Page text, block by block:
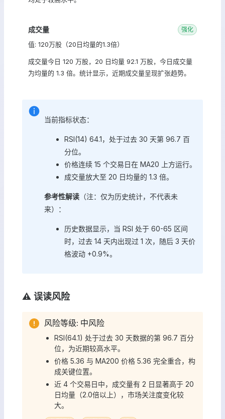
成交量 强化
值: 120万股（20日均量的1.3倍）
成交量今日 120 万股，20 日均量 92.1 万股，今日成交量
为均量的 1.3 倍。统计显示，近期成交量呈现扩张趋势。
当前指标状态：
RSI(14) 64.1，处于过去 30 天第 96.7 百
分位。
价格连续 15 个交易日在 MA20 上方运行。
成交量放大至 20 日均量的 1.3 倍。
参考性解读 （注：仅为历史统计，不代表未
来）：
历史数据显示，当 RSI 处于 60-65 区间
时，过去 14 天内出现过 1 次，随后 3 天价
格波动 +0.9%。
⚠️ 误读风险
风险等级: 中风险
RSI(64.1) 处于过去 30 天数据的第 96.7 百分
位，为近期较高水平。
价格 5.36 与 MA200 价格 5.36 完全重合，构
成关键位置。
近 4 个交易日中，成交量有 2 日显著高于 20
日均量（2.0倍以上），市场关注度变化较
大。